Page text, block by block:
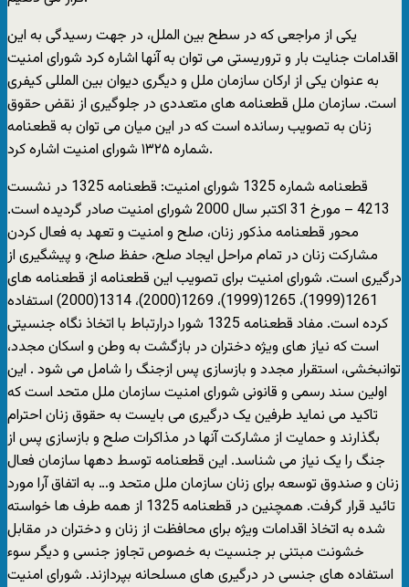
یکی از مراجعی که در سطح بین الملل، در جهت رسیدگی به این
اقدامات جنایت بار و تروریستی می توان به آنها اشاره کرد شورای امنیت
به عنوان یکی از ارکان سازمان ملل و دیگری دیوان بین المللی کیفری
است. سازمان ملل قطعنامه های متعددی در جلوگیری از نقض حقوق
زنان به تصویب رسانده است که در این میان می توان به قطعنامه
شماره ۱۳۲۵ شورای امنیت اشاره کرد.
قطعنامه شماره 1325 شورای امنیت: قطعنامه 1325 در نشست
4213 – مورخ 31 اکتبر سال 2000 شورای امنيت صادر گرديده است.
محور قطعنامه مذکور زنان، صلح و امنیت و تعهد به فعال کردن
مشارکت زنان در تمام مراحل ایجاد صلح، حفظ صلح، و پیشگیری از
درگیری است. شورای امنیت برای تصویب این قطعنامه از قطعنامه های
1261(1999)، 1265(1999)، 1269(2000)، 1314(2000) استفاده
کرده است. مفاد قطعنامه 1325 شورا درارتباط با اتخاذ نگاه جنسیتی
است که نیاز های ویژه دختران در بازگشت به وطن و اسکان مجدد،
توانبخشی، استقرار مجدد و بازسازی پس ازجنگ را شامل می شود . این
اولین سند رسمی و قانونی شورای امنیت سازمان ملل متحد است که
تاکید می نماید طرفین یک درگیری می بایست به حقوق زنان احترام
بگذارند و حمایت از مشارکت آنها در مذاکرات صلح و بازسازی پس از
جنگ را یک نیاز می شناسد. این قطعنامه توسط دهها سازمان فعال
زنان و صندوق توسعه برای زنان سازمان ملل متحد و… به اتفاق آرا مورد
تائید قرار گرفت. همچنین در قطعنامه 1325 از همه طرف ها خواسته
شده به اتخاذ اقدامات ویژه برای محافظت از زنان و دختران در مقابل
خشونت مبتنی بر جنسیت به خصوص تجاوز جنسی و دیگر سوء
استفاده های جنسی در درگیری های مسلحانه بپردازند. شورای امنیت